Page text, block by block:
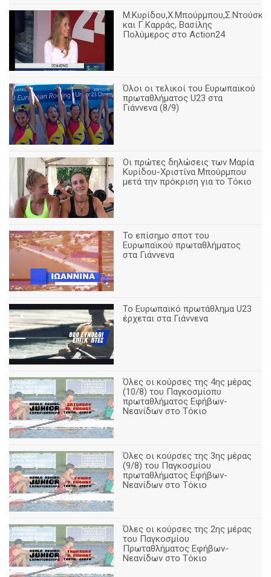
και Γ.Καρράς, Βασίλης
Πολύμερος στο Action24
Όλοι οι τελικοί του Ευρωπαϊκού
πρωταθλήματος U23 στα
Γιάννενα (8/9)
Οι πρώτες δηλώσεις των Μαρία
Κυρίδου-Χριστίνα Μπούρμπου
μετά την πρόκριση για το Τόκιο
Το επίσημο σποτ του
Ευρωπαϊκού πρωταθλήματος
στα Γιάννενα
To Ευρωπαϊκό πρωτάθλημα U23
έρχεται στα Γιάννενα
Όλες οι κούρσες της 4ης μέρας
(10/8) του Παγκοσμίοπυ
πρωταθλήματος Εφήβων-
Νεανίδων στο Τόκιο
Όλες οι κούρσες της 3ης μέρας
(9/8) του Παγκοσμίου
πρωταθλήματος Εφήβων-
Νεανίδων στο Τόκιο
Όλες οι κούρσες της 2ης μέρας
του Παγκοσμίου
Πρωταθλήματος Εφήβων-
Νεανίδων στο Τόκιο